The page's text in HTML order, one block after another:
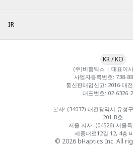
IR
© 2026 bHaptics Inc. All
(주)비햅틱스 | 대표이
사업자등록번호: 738-
통신판매업신고: 2016-대
대표번호: 02-6326-
본사: (34037) 대전광역시 유성
201-B호
서울 지사: (04526) 서울
세종대로12길 12, 4층
KR/KO